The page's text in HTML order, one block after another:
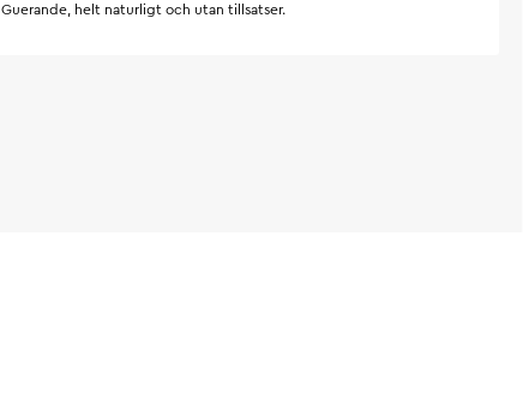
Guerande, helt naturligt och utan tillsatser.